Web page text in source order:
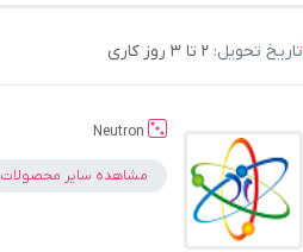
تاریخ تحویل: 2 تا 3 روز کاری
Neutron
مشاهده سایر محصولات